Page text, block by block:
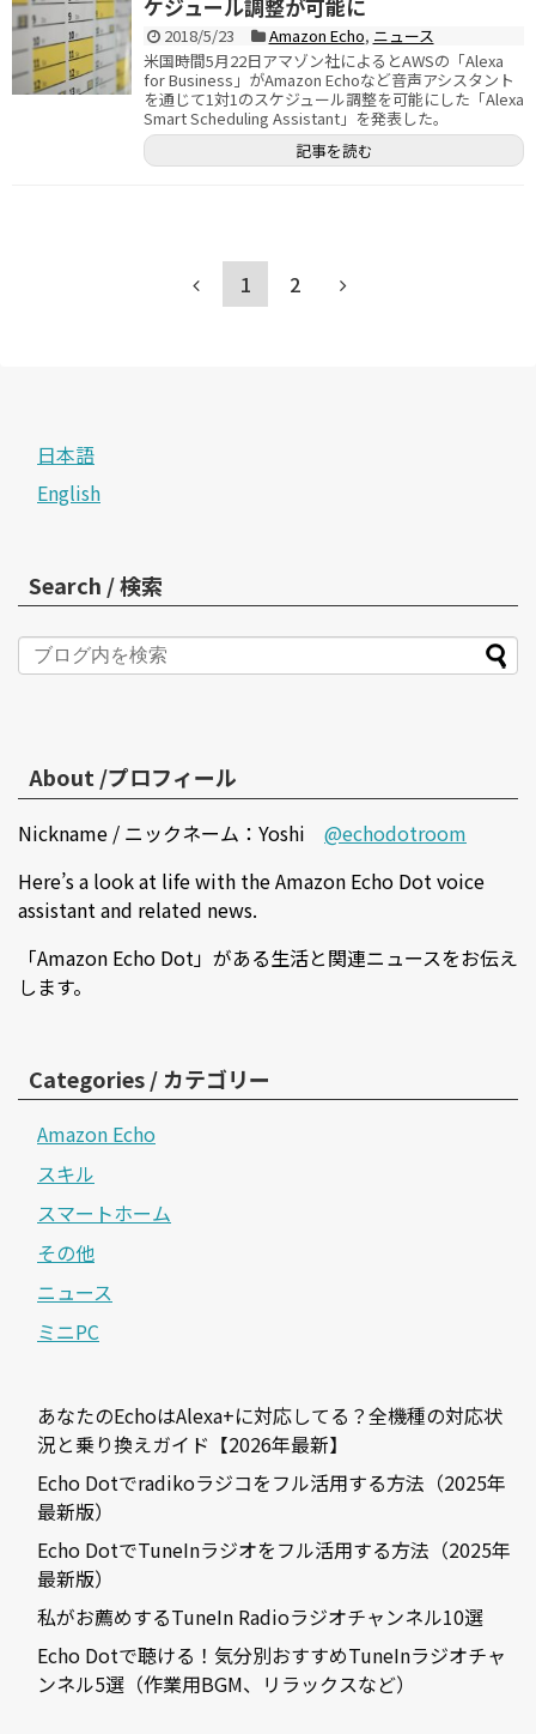
ケジュール調整が可能に
2018/5/23 Amazon Echo, ニュース
米国時間5月22日アマゾン社によるとAWSの「Alexa
for Business」がAmazon Echoなど音声アシスタント
を通じて1対1のスケジュール調整を可能にした「Alexa
Smart Scheduling Assistant」を発表した。
記事を読む
1 2
日本語
English
Search / 検索
About /プロフィール
Nickname / ニックネーム：Yoshi @echodotroom
Here’s a look at life with the Amazon Echo Dot voice
assistant and related news.
「Amazon Echo Dot」がある生活と関連ニュースをお伝え
します。
Categories / カテゴリー
Amazon Echo
スキル
スマートホーム
その他
ニュース
ミニPC
あなたのEchoはAlexa+に対応してる？全機種の対応状
況と乗り換えガイド【2026年最新】
Echo Dotでradikoラジコをフル活用する方法（2025年
最新版）
Echo DotでTuneInラジオをフル活用する方法（2025年
最新版）
私がお薦めするTuneIn Radioラジオチャンネル10選
Echo Dotで聴ける！気分別おすすめTuneInラジオチャ
ンネル5選（作業用BGM、リラックスなど）